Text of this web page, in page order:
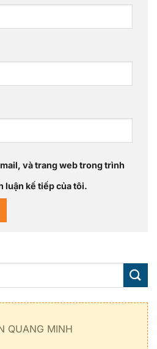
và trang web trong trình
luận kế tiếp của tôi.
QUANG MINH